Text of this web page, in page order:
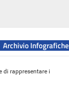
di rappresentare i
Archivio Infografiche